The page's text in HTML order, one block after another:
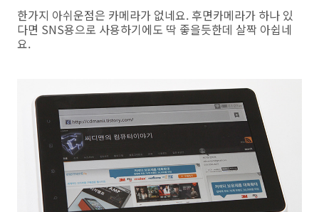
한가지 아쉬운점은 카메라가 없네요. 후면카메라가 하나 있
다면 SNS용으로 사용하기에도 딱 좋을듯한데 살짝 아쉽네
요.